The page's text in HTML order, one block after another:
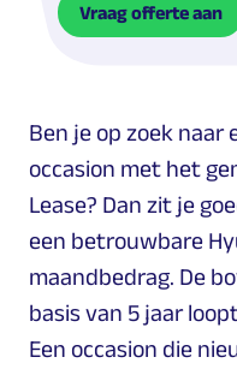
Vraag offerte aan
Ben je op zoek naar
occasion met het
Lease? Dan zit je
een betrouwbare
maandbedrag. De
basis van 5 jaar
Een occasion die